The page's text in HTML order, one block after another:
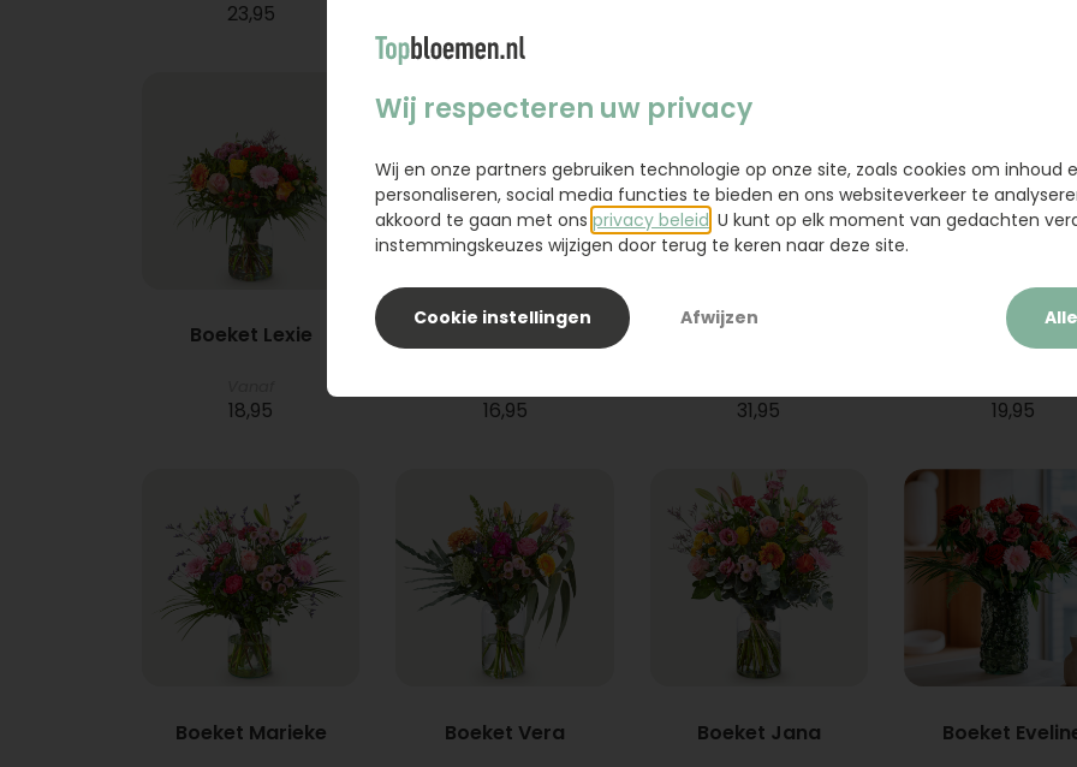
23,95
Boeket Lexie
18,95
Phlebodium
16,95
Boeket Raya
31,95
Sanseveria
19,95
Boeket Marieke Boeket Vera Boeket Jana Boeket
Wij respecteren uw privacy
Wij en onze partners gebruiken technologie op onze site, zoals cookies om inhoud
personaliseren, social media functies te bieden en ons websiteverkeer te
akkoord te gaan met ons privacy beleid . U kunt op elk moment van gedachten
instemmingskeuzes wijzigen door terug te keren naar deze site.
Cookie instellingen Afwijzen